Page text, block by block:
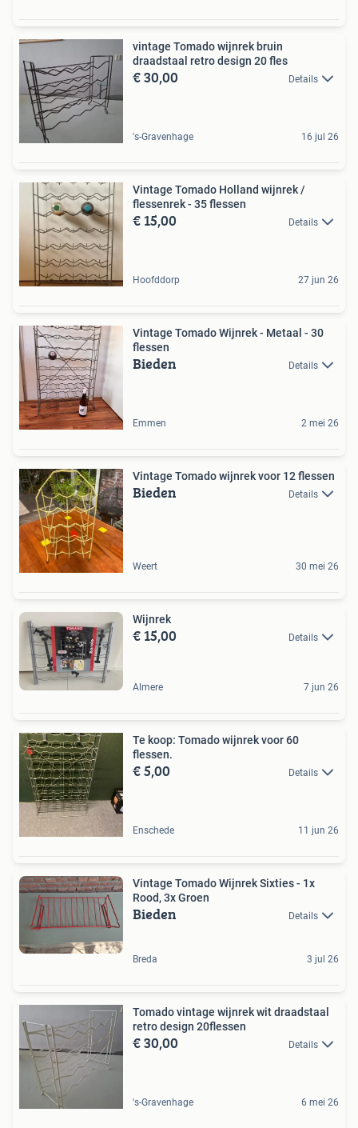
vintage Tomado wijnrek bruin
draadstaal retro design 20 fles
€ 30,00 Details
's-Gravenhage 16 jul 26
Vintage Tomado Holland wijnrek /
flessenrek - 35 flessen
€ 15,00 Details
Hoofddorp 27 jun 26
Vintage Tomado Wijnrek - Metaal - 30
flessen
Bieden Details
Emmen 2 mei 26
Vintage Tomado wijnrek voor 12 flessen
Bieden Details
Weert 30 mei 26
Wijnrek
€ 15,00 Details
Almere 7 jun 26
Te koop: Tomado wijnrek voor 60
flessen.
€ 5,00 Details
Enschede 11 jun 26
Vintage Tomado Wijnrek Sixties - 1x
Rood, 3x Groen
Bieden Details
Breda 3 jul 26
Tomado vintage wijnrek wit draadstaal
retro design 20flessen
€ 30,00 Details
's-Gravenhage 6 mei 26